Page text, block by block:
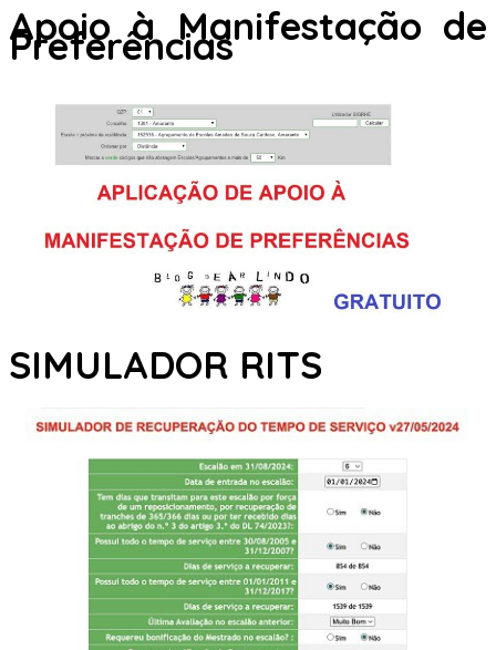
Apoio à Manifestação de
Preferências
SIMULADOR RITS